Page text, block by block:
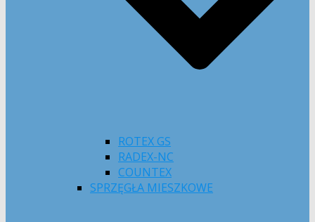
ROTEX GS
RADEX-NC
COUNTEX
SPRZĘGŁA MIESZKOWE